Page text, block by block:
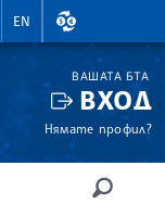
EN
ВАЛУТНИ
ВАШАТА БТА
ВХОД
Нямате профил?